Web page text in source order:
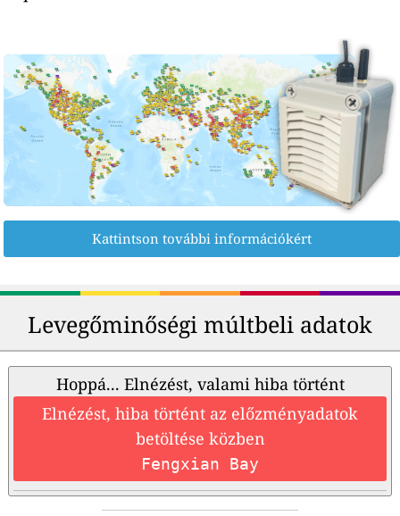
Kattintson további információkért
Levegőminőségi múltbeli adatok
Hoppá... Elnézést, valami hiba történt
Elnézést, hiba történt az előzményadatok
betöltése közben
Fengxian Bay